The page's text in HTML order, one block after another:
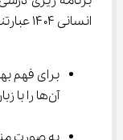
انسانی ۱۴۰۴ عبارتند از:
برای فهم
آن‌ها را با زبان خودتان توضیح دهید.